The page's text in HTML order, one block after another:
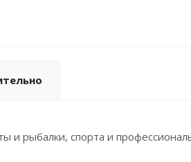
и рыбалки, спорта и